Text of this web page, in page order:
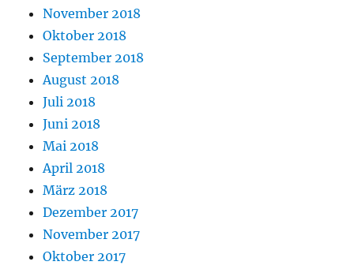
November 2018
Oktober 2018
September 2018
August 2018
Juli 2018
Juni 2018
Mai 2018
April 2018
März 2018
Dezember 2017
November 2017
Oktober 2017